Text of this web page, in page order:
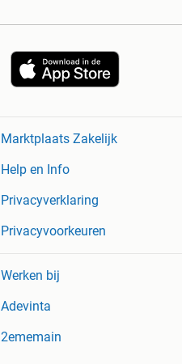
Marktplaats Zakelijk
Help en Info
Privacyverklaring
Privacyvoorkeuren
Werken bij
Adevinta
2ememain